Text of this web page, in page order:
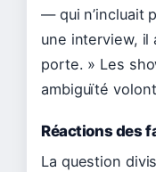
— qui n’incluait
une interview, il
porte. » Les
ambiguïté
Réactions des
La question